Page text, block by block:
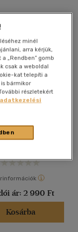
Adamek Katalin
ár: 2 990 Ft
Kosárba
minél
arra kérjük,
„Rendben” gomb
csak a weboldal
kat telepíti a
bármikor
részletekért